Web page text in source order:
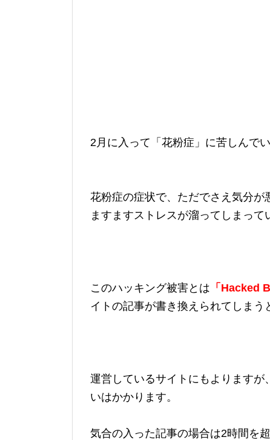
2月に入って「花粉症」に苦しんで
花粉症の症状で、ただでさえ気分が
ますますストレスが溜ってしまって
このハッキング被害とは 「Hacked
イトの記事が書き換えられてしまう
運営しているサイトにもよります
いはかかります。
気合の入った記事の場合は2時間を